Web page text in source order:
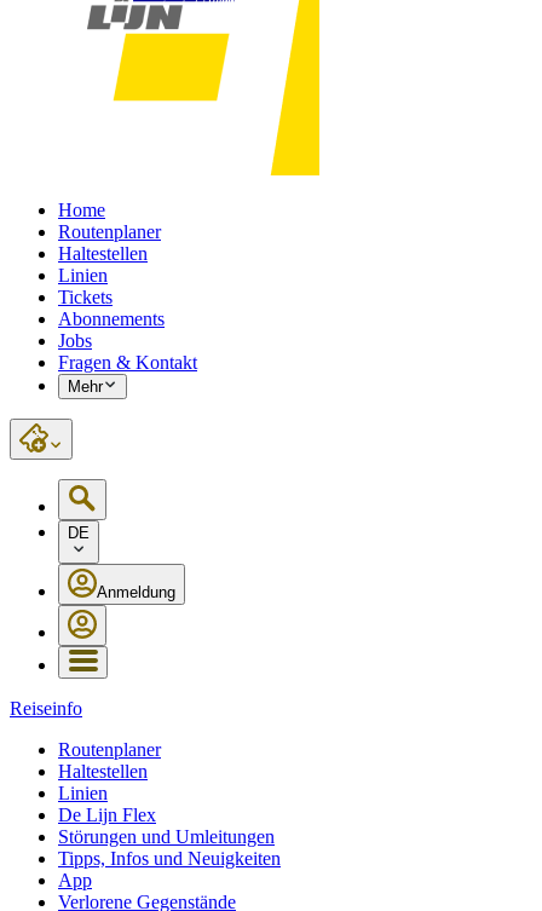
Home
Routenplaner
Haltestellen
Linien
Tickets
Abonnements
Jobs
Fragen & Kontakt
Mehr
DE
Anmeldung
Reiseinfo
Routenplaner
Haltestellen
Linien
De Lijn Flex
Störungen und Umleitungen
Tipps, Infos und Neuigkeiten
App
Verlorene Gegenstände